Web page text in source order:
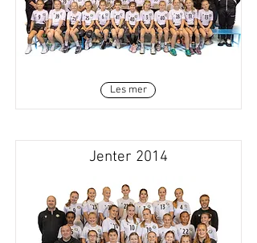
Les mer
Jenter 2014